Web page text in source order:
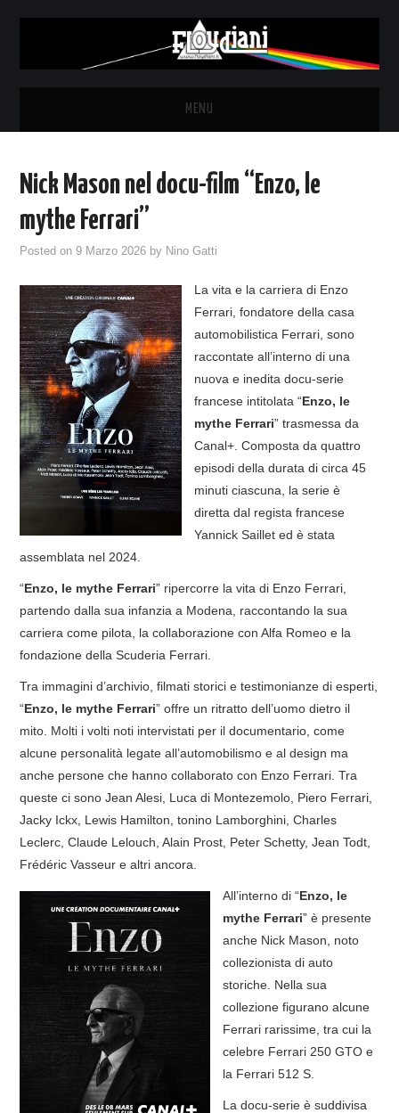
MENU
THE LUNATICS
SYD BARRETT – ALLE SOGLIE
DELL’ALBA
FANZINE
COVER & TRIBUTI
EVENTI
LINKS
CONTATTI
RELICS – SFALCI E RAMAGLIE
PINKFLOYDIANE
Nick Mason nel docu-film “Enzo, le
mythe Ferrari”
Posted on9 Marzo 2026 by Nino Gatti
La vita e la carriera di Enzo
Ferrari, fondatore della casa
automobilistica Ferrari, sono
raccontate all’interno di una
nuova e inedita docu-serie
francese intitolata “Enzo, le
mythe Ferrari” trasmessa da
Canal+. Composta da quattro
episodi della durata di circa 45
minuti ciascuna, la serie è
diretta dal regista francese
Yannick Saillet ed è stata
assemblata nel 2024.
“Enzo, le mythe Ferrari” ripercorre la vita di Enzo Ferrari,
partendo dalla sua infanzia a Modena, raccontando la sua
carriera come pilota, la collaborazione con Alfa Romeo e la
fondazione della Scuderia Ferrari.
Tra immagini d’archivio, filmati storici e testimonianze di esperti,
“Enzo, le mythe Ferrari” offre un ritratto dell’uomo dietro il
mito. Molti i volti noti intervistati per il documentario, come
alcune personalità legate all’automobilismo e al design ma
anche persone che hanno collaborato con Enzo Ferrari. Tra
queste ci sono Jean Alesi, Luca di Montezemolo, Piero Ferrari,
Jacky Ickx, Lewis Hamilton, tonino Lamborghini, Charles
Leclerc, Claude Lelouch, Alain Prost, Peter Schetty, Jean Todt,
Frédéric Vasseur e altri ancora.
All’interno di “Enzo, le
mythe Ferrari” è presente
anche Nick Mason, noto
collezionista di auto
storiche. Nella sua
collezione figurano alcune
Ferrari rarissime, tra cui la
celebre Ferrari 250 GTO e
la Ferrari 512 S.
La docu-serie è suddivisa